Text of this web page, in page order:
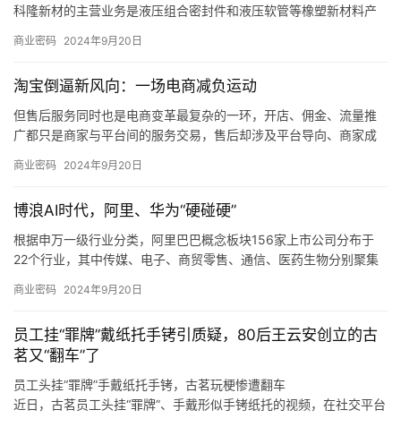
科隆新材的主营业务是液压组合密封件和液压软管等橡塑新材料产
产、销售和维修，同时也为风电、军工、高铁等行业客户提供定制
同时，如果未来煤炭主体能源地位被快速替代，下游客户新机装备
需求减少，科隆新材又未能拓展旧机维修业务，或是未能适应市场
变化、新技术和新产品未能顺应市场发展趋势，那么科隆新材就存
营业绩造成不利影响。
商业密码 2024年9月20日
淘宝倒逼新风向：一场电商减负运动
但售后服务同时也是电商变革最复杂的一环，开店、佣金、流量推
广都只是商家与平台间的服务交易，售后却涉及平台导向、商家成
接制约，是各方利益最难平衡的地方。
从推出「仅退款」的游戏规则制定者、大家长，逐渐过渡到生态系
统的设计者、平衡商家和消费者利益的服务商。
商业密码 2024年9月20日
博浪AI时代，阿里、华为“硬碰硬”
根据申万一级行业分类，阿里巴巴概念板块156家上市公司分布于
22个行业，其中传媒、电子、商贸零售、通信、医药生物分别聚集
根据申万一级行业分类，华为概念板块896家上市公司分布于28个
了220、193、92、65、61只概念股。
商业密码 2024年9月20日
员工挂“罪牌”戴纸托手铐引质疑，80后王云安创立的古
茗又“翻车”了
员工头挂“罪牌”手戴纸托手铐，古茗玩梗惨遭翻车
近日，古茗员工头挂“罪牌”、手戴形似手铐纸托的视频，在社交平台